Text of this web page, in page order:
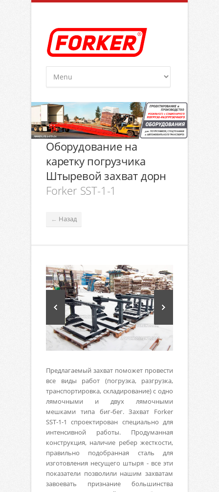
Оборудование на
каретку погрузчика
Штыревой захват дорн
Forker SST-1-1
← Назад
Предлагаемый захват поможет провести
все виды работ (погрузка, разгрузка,
транспортировка, складирование) с одно
лямочными и двух лямочными
мешками типа биг-бег. Захват Forker
SST-1-1 спроектирован специально для
интенсивной работы. Продуманная
конструкция, наличие ребер жесткости,
правильно подобранная сталь для
изготовления несущего штыря - все эти
показатели позволили нашим захватам
завоевать признание большинства